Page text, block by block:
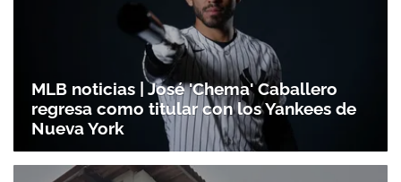
MLB noticias | José 'Chema' Caballero
regresa como titular con los Yankees de
Nueva York